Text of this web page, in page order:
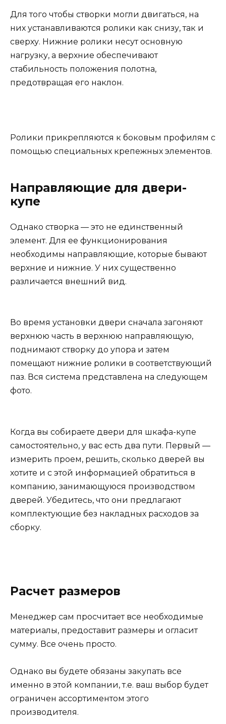
Для того чтобы створки могли двигаться, на
них устанавливаются ролики как снизу, так и
сверху. Нижние ролики несут основную
нагрузку, а верхние обеспечивают
стабильность положения полотна,
предотвращая его наклон.
Ролики прикрепляются к боковым профилям с
помощью специальных крепежных элементов.
Направляющие для двери-
купе
Однако створка — это не единственный
элемент. Для ее функционирования
необходимы направляющие, которые бывают
верхние и нижние. У них существенно
различается внешний вид.
Во время установки двери сначала загоняют
верхнюю часть в верхнюю направляющую,
поднимают створку до упора и затем
помещают нижние ролики в соответствующий
паз. Вся система представлена на следующем
фото.
Когда вы собираете двери для шкафа-купе
самостоятельно, у вас есть два пути. Первый —
измерить проем, решить, сколько дверей вы
хотите и с этой информацией обратиться в
компанию, занимающуюся производством
дверей. Убедитесь, что они предлагают
комплектующие без накладных расходов за
сборку.
Расчет размеров
Менеджер сам просчитает все необходимые
материалы, предоставит размеры и огласит
сумму. Все очень просто.
Однако вы будете обязаны закупать все
именно в этой компании, т.е. ваш выбор будет
ограничен ассортиментом этого
производителя.